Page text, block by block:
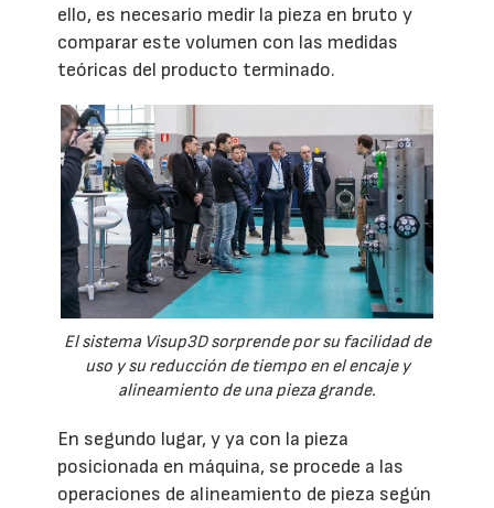
ello, es necesario medir la pieza en bruto y
comparar este volumen con las medidas
teóricas del producto terminado.
El sistema Visup3D sorprende por su facilidad de
uso y su reducción de tiempo en el encaje y
alineamiento de una pieza grande.
En segundo lugar, y ya con la pieza
posicionada en máquina, se procede a las
operaciones de alineamiento de pieza según